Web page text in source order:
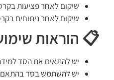
שיקום לאחר פציעות
שיקום לאחר ניתוחים
📋 הוראות
יש להתאים את הסד
יש להשתמש בסד בהתאם